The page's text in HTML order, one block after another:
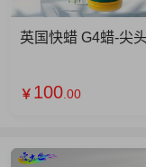
英国快蜡 G4蜡-尖头
￥ 100 .00